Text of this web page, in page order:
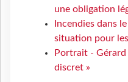
une obligation
Incendies dans
situation pour
Portrait -
discret »